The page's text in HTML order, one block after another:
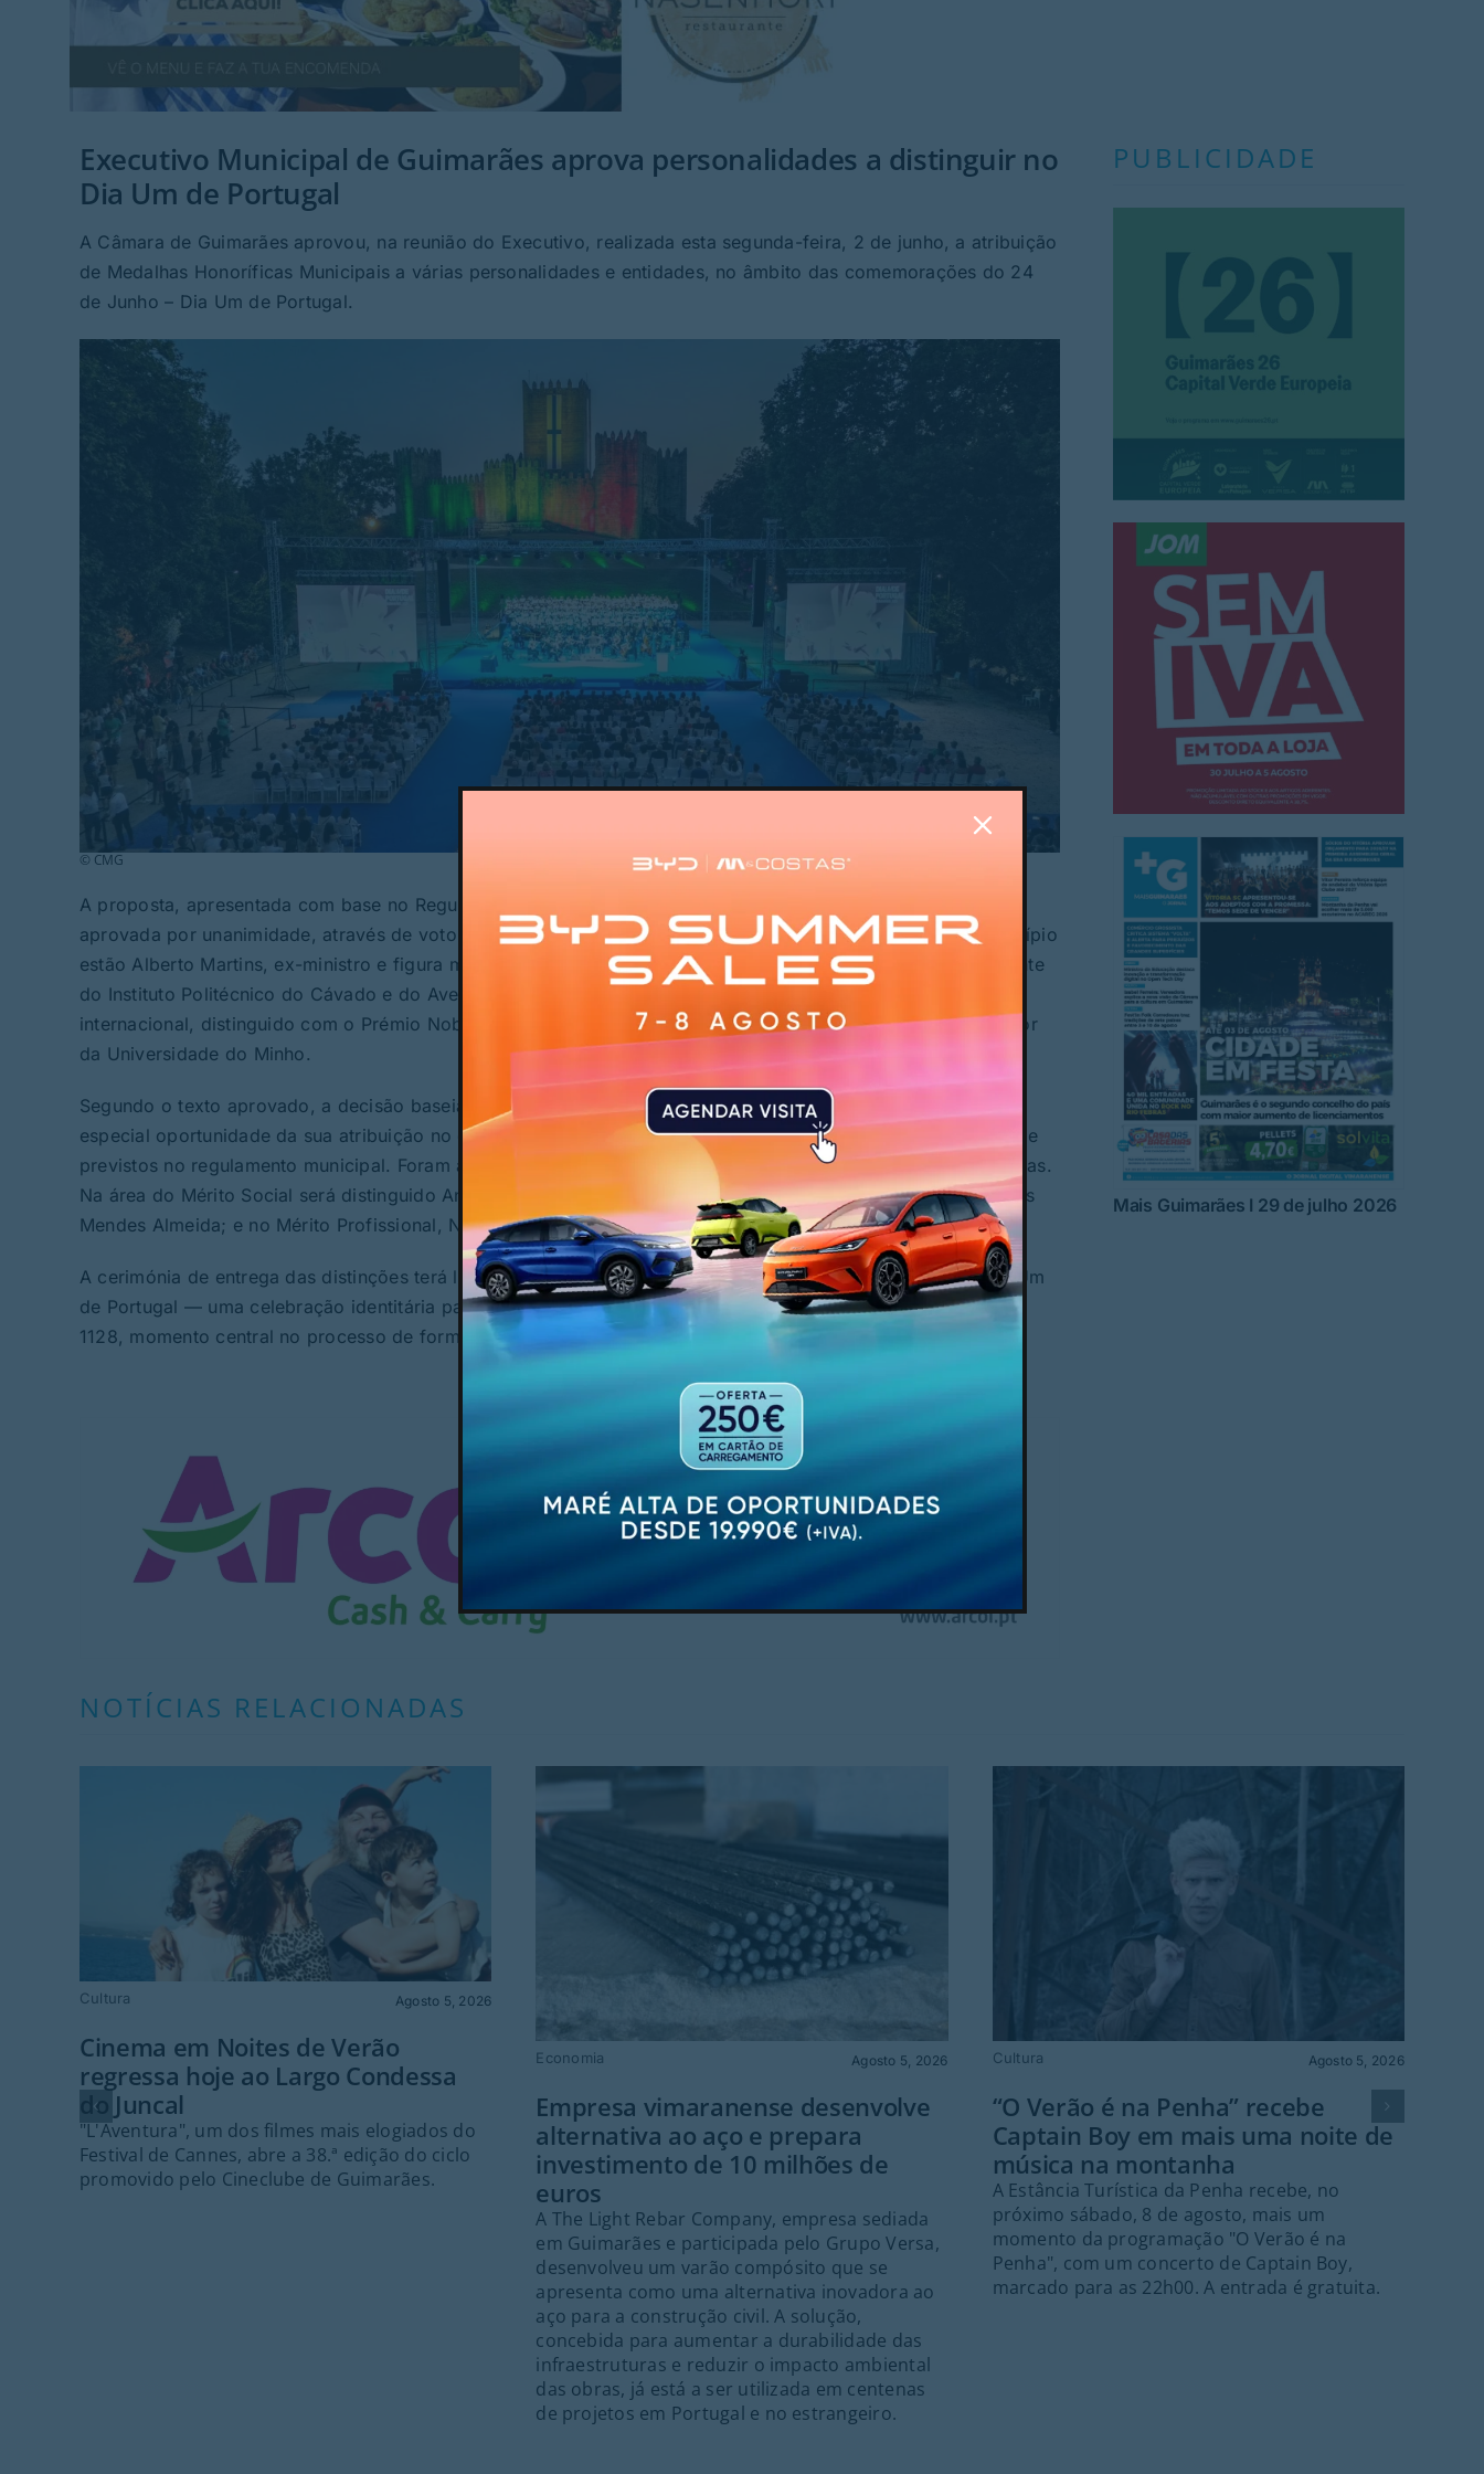
Executivo Municipal de Guimarães aprova personalidades a distinguir no
Dia Um de Portugal
A Câmara de Guimarães aprovou, na reunião do Executivo, realizada esta segunda-feira, 2 de junho, a atribuição
de Medalhas Honoríficas Municipais a várias personalidades e entidades, no âmbito das comemorações do 24
de Junho – Dia Um de Portugal.
© CMG
A proposta, apresentada com base no Regulamento de Atribuição de Medalhas Honoríficas Municipais, foi
aprovada por unanimidade, através de voto secreto. Entre os distinguidos com a Medalha de Honra do Município
estão Alberto Martins, ex-ministro e figura marcante da vida política nacional; Maria José Fernandes, presidente
do Instituto Politécnico do Cávado e do Ave; Mohan Munasinghe, economista e ambientalista de renome
internacional, distinguido com o Prémio Nobel da Paz enquanto membro do IPCC; e Rui Vieira de Castro, reitor
da Universidade do Minho.
Segundo o texto aprovado, a decisão baseia-se nos “relevantes contributos das entidades em apreço e na
especial oportunidade da sua atribuição no corrente ano”, estando preenchidos os critérios de excecionalidade
previstos no regulamento municipal. Foram ainda aprovadas Medalhas de Mérito Municipal em várias categorias.
Na área do Mérito Social será distinguido António Lourenço; no Mérito Cultural, Fernando Capela Miguel e Luís
Mendes Almeida; e no Mérito Profissional, Noé Diniz.
A cerimónia de entrega das distinções terá lugar no próximo dia 24 de junho, data em que se assinala o Dia Um
de Portugal — uma celebração identitária para Guimarães, evocando a Batalha de São Mamede, travada em
1128, momento central no processo de formação da nacionalidade portuguesa.
PUBLICIDADE
Mais Guimarães I 29 de julho 2026
NOTÍCIAS RELACIONADAS
Cultura Agosto 5, 2026
Cinema em Noites de Verão
regressa hoje ao Largo Condessa
do Juncal
"L'Aventura", um dos filmes mais elogiados do
Festival de Cannes, abre a 38.ª edição do ciclo
promovido pelo Cineclube de Guimarães.
Economia Agosto 5, 2026
Empresa vimaranense desenvolve
alternativa ao aço e prepara
investimento de 10 milhões de
euros
A The Light Rebar Company, empresa sediada
em Guimarães e participada pelo Grupo Versa,
desenvolveu um varão compósito que se
apresenta como uma alternativa inovadora ao
aço para a construção civil. A solução,
concebida para aumentar a durabilidade das
infraestruturas e reduzir o impacto ambiental
das obras, já está a ser utilizada em centenas
de projetos em Portugal e no estrangeiro.
Cultura Agosto 5, 2026
“O Verão é na Penha” recebe
Captain Boy em mais uma noite de
música na montanha
A Estância Turística da Penha recebe, no
próximo sábado, 8 de agosto, mais um
momento da programação "O Verão é na
Penha", com um concerto de Captain Boy,
marcado para as 22h00. A entrada é gratuita.